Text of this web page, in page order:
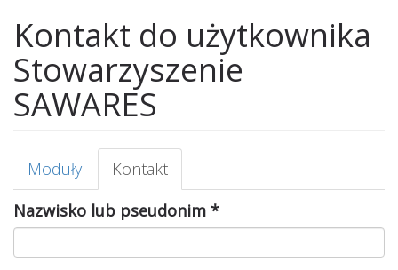
Kontakt do użytkownika
Stowarzyszenie
SAWARES
Karty
podstawowe
Moduły Kontakt
karta)
Nazwisko lub pseudonim *